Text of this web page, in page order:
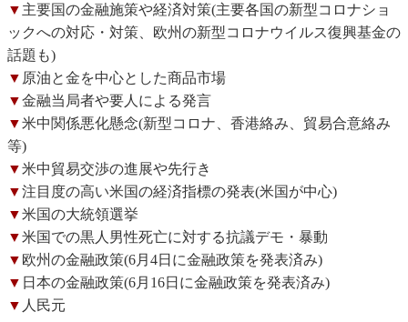
▼ 主要国の金融施策や経済対策(主要各国の新型コロナショ
ックへの対応・対策、欧州の新型コロナウイルス復興基金の
話題も)
▼ 原油と金を中心とした商品市場
▼金融当局者や要人による発言
▼米中関係悪化懸念(新型コロナ、香港絡み、貿易合意絡み
等)
▼米中貿易交渉の進展や先行き
▼注目度の高い米国の経済指標の発表(米国が中心)
▼米国の大統領選挙
▼米国での黒人男性死亡に対する抗議デモ・暴動
▼ 欧州の金融政策(6月4日に金融政策を発表済み)
▼ 日本の金融政策(6月16日に金融政策を発表済み)
▼ 人民元